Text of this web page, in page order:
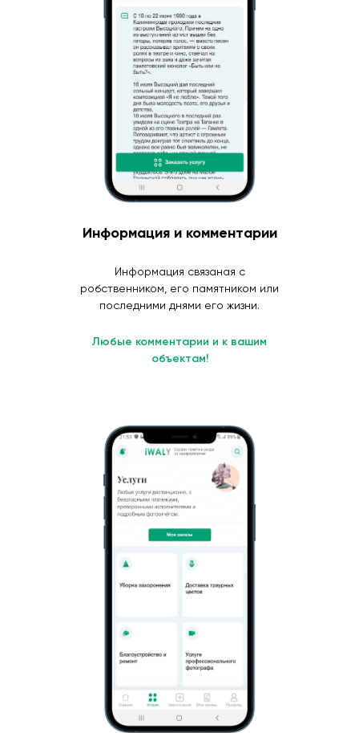
Информация и комментарии
Информация связаная с
робственником, его памятником или
последними днями его жизни.
Любые комментарии и к вашим
объектам!